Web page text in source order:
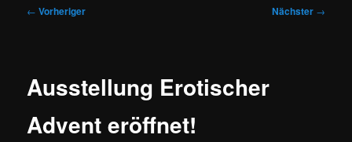
Beitragsnavigation
← Vorheriger Nächster →
Ausstellung Erotischer
Advent eröffnet!